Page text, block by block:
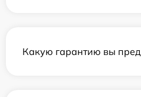
Какую гарантию вы